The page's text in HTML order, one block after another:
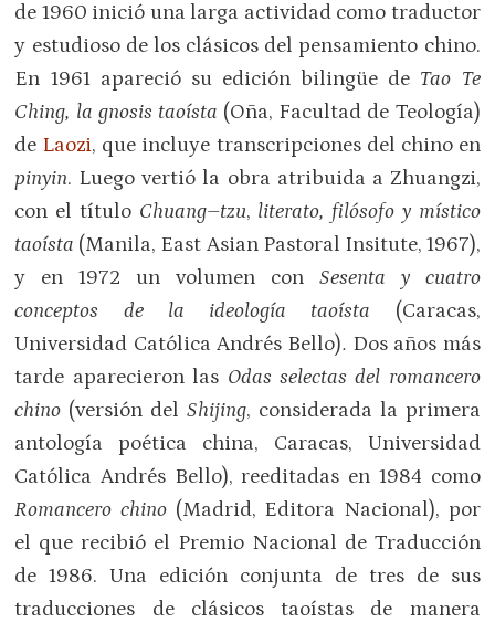
de 1960 inició una larga actividad como traductor
y estudioso de los clásicos del pensamiento chino.
En 1961 apareció su edición bilingüe de Tao Te
Ching, la gnosis taoísta (Oña, Facultad de Teología)
de Laozi, que incluye transcripciones del chino en
pinyin. Luego vertió la obra atribuida a Zhuangzi,
con el título Chuang–tzu, literato, filósofo y místico
taoísta (Manila, East Asian Pastoral Insitute, 1967),
y en 1972 un volumen con Sesenta y cuatro
conceptos de la ideología taoísta (Caracas,
Universidad Católica Andrés Bello). Dos años más
tarde aparecieron las Odas selectas del romancero
chino (versión del Shijing, considerada la primera
antología poética china, Caracas, Universidad
Católica Andrés Bello), reeditadas en 1984 como
Romancero chino (Madrid, Editora Nacional), por
el que recibió el Premio Nacional de Traducción
de 1986. Una edición conjunta de tres de sus
traducciones de clásicos taoístas de manera